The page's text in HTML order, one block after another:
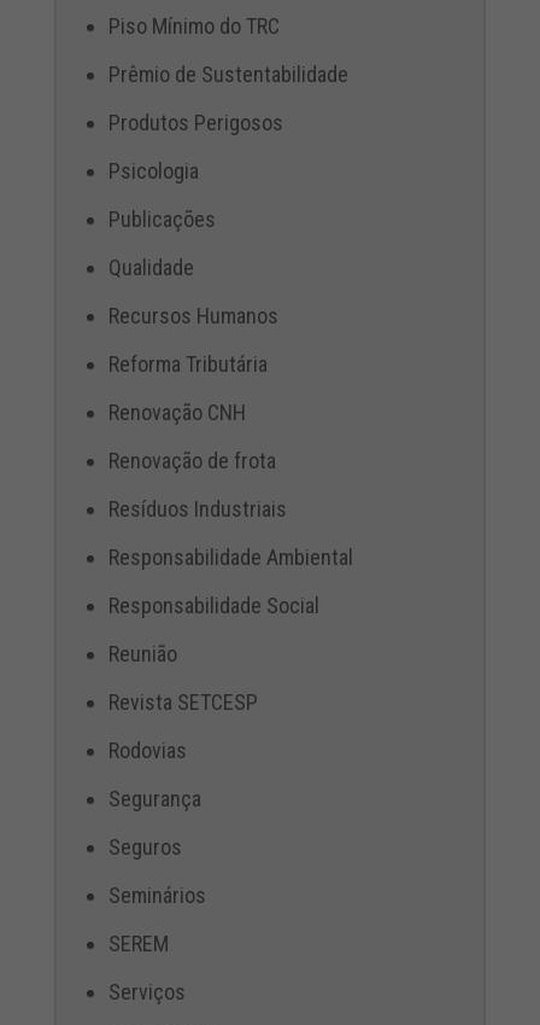
Piso Mínimo do TRC
Prêmio de Sustentabilidade
Produtos Perigosos
Psicologia
Publicações
Qualidade
Recursos Humanos
Reforma Tributária
Renovação CNH
Renovação de frota
Resíduos Industriais
Responsabilidade Ambiental
Responsabilidade Social
Reunião
Revista SETCESP
Rodovias
Segurança
Seguros
Seminários
SEREM
Serviços